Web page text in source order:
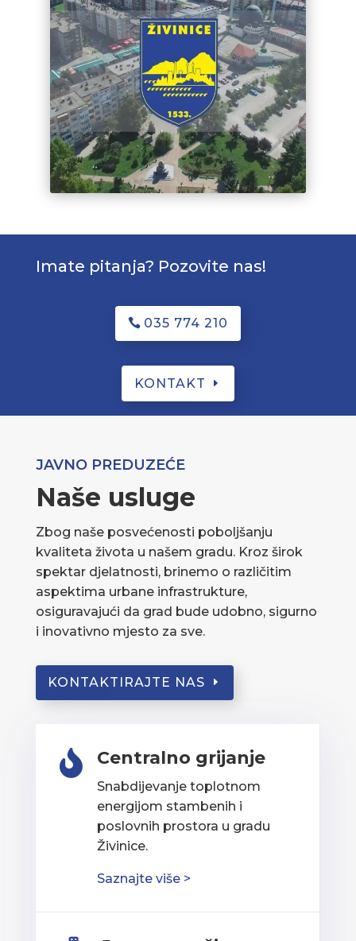
Imate pitanja? Pozovite nas!
035 774 210
KONTAKT
JAVNO PREDUZEĆE
Naše usluge
Zbog naše posvećenosti poboljšanju
kvaliteta života u našem gradu. Kroz širok
spektar djelatnosti, brinemo o različitim
aspektima urbane infrastrukture,
osiguravajući da grad bude udobno, sigurno
i inovativno mjesto za sve.
KONTAKTIRAJTE NAS
 Centralno grijanje
Snabdijevanje toplotnom
energijom stambenih i
poslovnih prostora u gradu
Živinice.
Saznajte više >